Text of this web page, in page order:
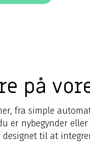
på
fra simple
er nybegynder
designet til at